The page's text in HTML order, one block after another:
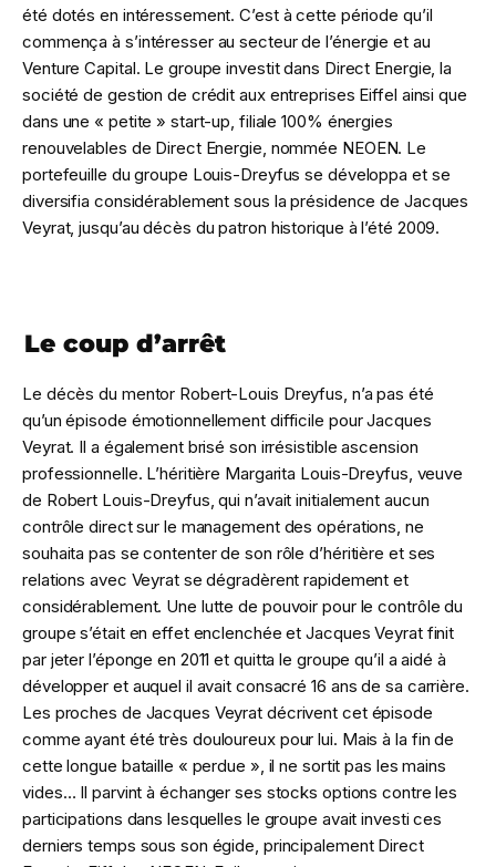
été dotés en intéressement. C’est à cette période qu’il
commença à s’intéresser au secteur de l’énergie et au
Venture Capital. Le groupe investit dans Direct Energie, la
société de gestion de crédit aux entreprises Eiffel ainsi que
dans une « petite » start-up, filiale 100% énergies
renouvelables de Direct Energie, nommée NEOEN. Le
portefeuille du groupe Louis-Dreyfus se développa et se
diversifia considérablement sous la présidence de Jacques
Veyrat, jusqu’au décès du patron historique à l’été 2009.
Le coup d’arrêt
Le décès du mentor Robert-Louis Dreyfus, n’a pas été
qu’un épisode émotionnellement difficile pour Jacques
Veyrat. Il a également brisé son irrésistible ascension
professionnelle. L’héritière Margarita Louis-Dreyfus, veuve
de Robert Louis-Dreyfus, qui n’avait initialement aucun
contrôle direct sur le management des opérations, ne
souhaita pas se contenter de son rôle d’héritière et ses
relations avec Veyrat se dégradèrent rapidement et
considérablement. Une lutte de pouvoir pour le contrôle du
groupe s’était en effet enclenchée et Jacques Veyrat finit
par jeter l’éponge en 2011 et quitta le groupe qu’il a aidé à
développer et auquel il avait consacré 16 ans de sa carrière.
Les proches de Jacques Veyrat décrivent cet épisode
comme ayant été très douloureux pour lui. Mais à la fin de
cette longue bataille « perdue », il ne sortit pas les mains
vides… Il parvint à échanger ses stocks options contre les
participations dans lesquelles le groupe avait investi ces
derniers temps sous son égide, principalement Direct